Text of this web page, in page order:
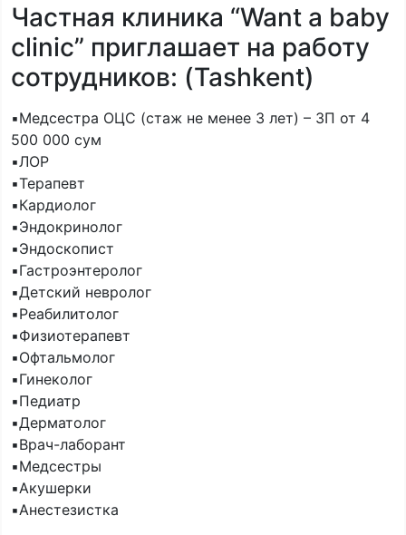
Частная клиника “Want a baby
clinic” приглашает на работу
сотрудников: (Tashkent)
▪️Медсестра ОЦС (стаж не менее 3 лет) – ЗП от 4
500 000 сум
▪️ЛОР
▪️Терапевт
▪️Кардиолог
▪️Эндокринолог
▪️Эндоскопист
▪️Гастроэнтеролог
▪️Детский невролог
▪️Реабилитолог
▪️Физиотерапевт
▪️Офтальмолог
▪️Гинеколог
▪️Педиатр
▪️Дерматолог
▪️Врач-лаборант
▪️Медсестры
▪️Акушерки
▪️Анестезистка